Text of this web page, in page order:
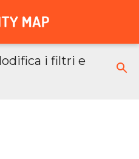
i filtri e